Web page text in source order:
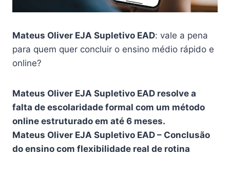
Mateus Oliver EJA Supletivo EAD: vale a pena
para quem quer concluir o ensino médio rápido e
online?
Mateus Oliver EJA Supletivo EAD resolve a
falta de escolaridade formal com um método
online estruturado em até 6 meses.
Mateus Oliver EJA Supletivo EAD – Conclusão
do ensino com flexibilidade real de rotina